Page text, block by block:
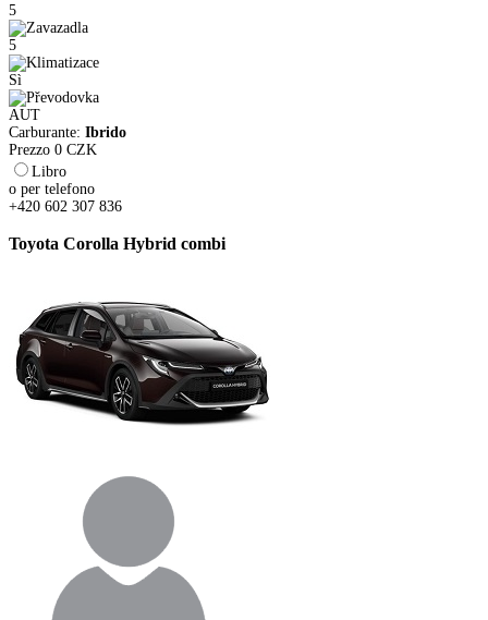
5
5
Sì
AUT
Carburante: Ibrido
Prezzo 0 CZK
Libro
o per telefono
+420 602 307 836
Toyota Corolla Hybrid combi